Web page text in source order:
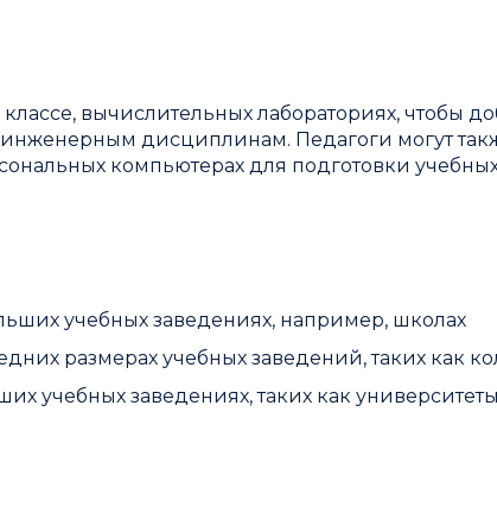
вычислительных лабораториях, чтобы
дисциплинам. Педагоги могут
компьютерах для подготовки
учебных заведениях, например, школах
размерах учебных заведений, таких как
учебных заведениях, таких как